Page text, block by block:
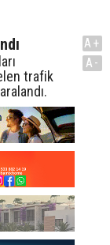
trafik
A+
A-